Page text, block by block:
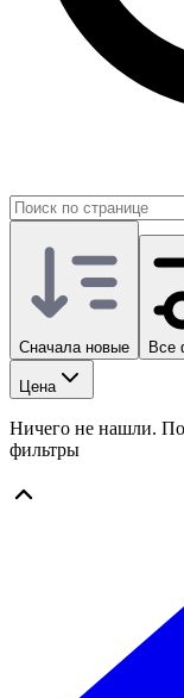
Сначала новые Все
Цена
Ничего не нашли.
фильтры